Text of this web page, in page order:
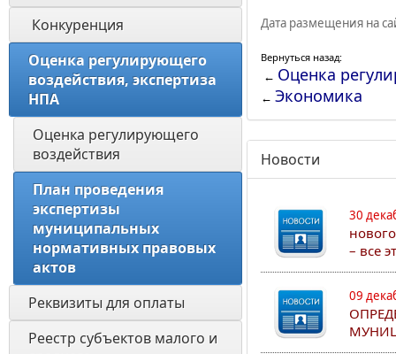
Конкуренция
Оценка регулирующего
воздействия, экспертиза
НПА
Оценка регулирующего
воздействия
План проведения
экспертизы
муниципальных
нормативных правовых
актов
Реквизиты для оплаты
Реестр субъектов малого и
Дата размещения на
Вернуться назад:
← Оценка
← Экономика
Новости
30
– все
09